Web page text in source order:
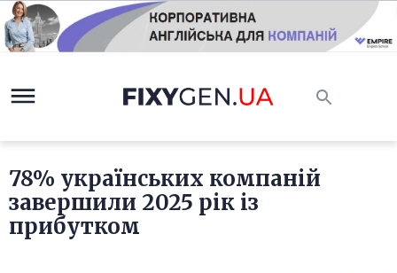
78% українських компаній
завершили 2025 рік із
прибутком